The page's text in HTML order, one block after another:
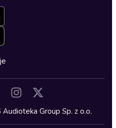
nielegalnych treści
Group Sp. z o.o.